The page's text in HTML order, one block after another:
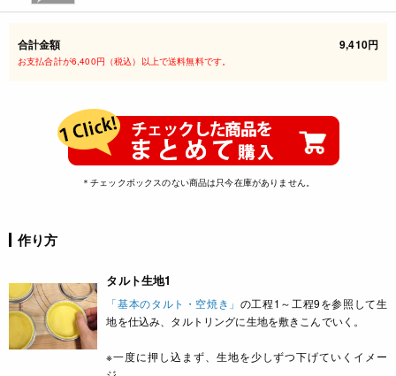
合計金額 9,410円
お支払合計が6,400円（税込）以上で送料無料です。
＊チェックボックスのない商品は只今在庫がありません。
作り方
タルト生地1
「基本のタルト・空焼き」 の工程1～工程9を参照して生
地を仕込み、タルトリングに生地を敷きこんでいく。
※一度に押し込まず、生地を少しずつ下げていくイメー